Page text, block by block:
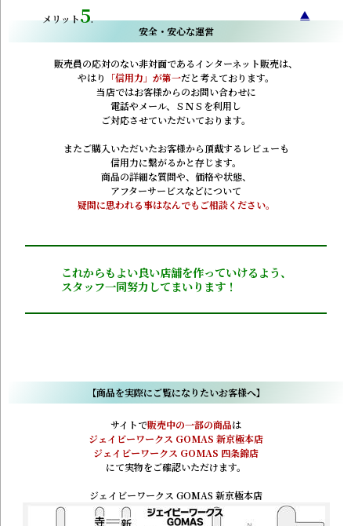
▲
5.
安全・安心な運営
販売員の応対のない非対面であるインターネット販売は、
やはり
「信用力」が第一だと考えております。
当店ではお客様からのお問い合わせに
電話やメール、ＳＮＳを利用し
ご対応させていただいております。
またご購入いただいたお客様から頂戴するレビューも
信用力に繋がるかと存じます。
商品の詳細な質問や、価格や状態、
アフターサービスなどについて
疑問に思われる事はなんでもご相談ください。
これからもよい良い店舗を作っていけるよう、
スタッフ一同努力してまいります！
【商品を実際にご覧になりたいお客様へ】
サイトで販売中の一部の商品は
ジェイビーワークス GOMAS 新京極本店
ジェイビーワークス GOMAS 四条錦店
にて実物をご確認いただけます。
ジェイビーワークス GOMAS 新京極本店